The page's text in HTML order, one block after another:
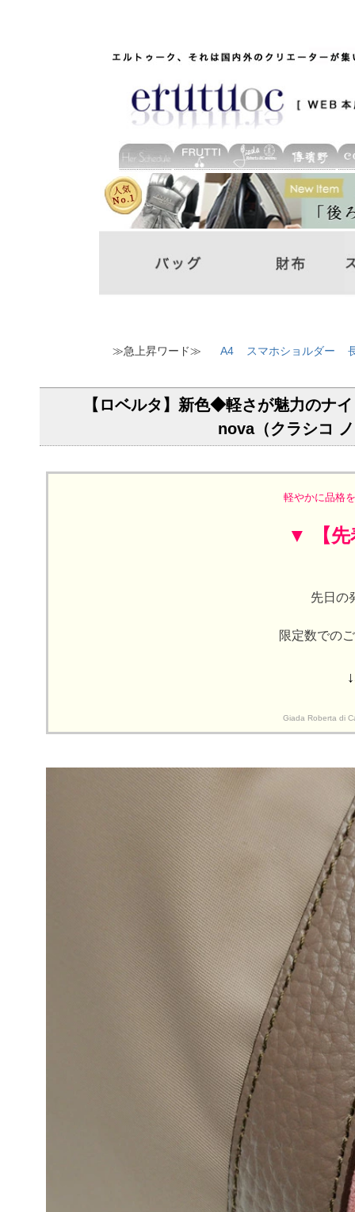
≫急上昇ワード≫ A4 スマホショルダー
【ロベルタ】新色◆軽さが魅力のナ
nova（クラシコ
軽やかに品格
▼ 【先
先日の
限定数での
Giada Roberta di